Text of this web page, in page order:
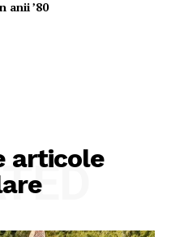
anii ’80
articole